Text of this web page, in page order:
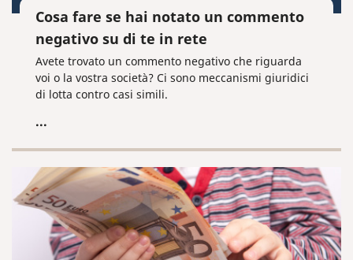
Cosa fare se hai notato un commento
negativo su di te in rete
Avete trovato un commento negativo che riguarda
voi o la vostra società? Ci sono meccanismi giuridici
di lotta contro casi simili.
...